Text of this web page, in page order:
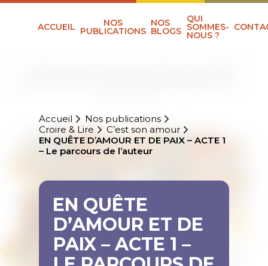
ACCUEIL NOS
PUBLICATIONS
NOS
BLOGS
QUI
SOMMES-
NOUS ?
Accueil
Nos publications
Croire & Lire
C’est son amour
EN QUÊTE D’AMOUR ET DE PAIX – ACTE 1
– Le parcours de l’auteur
EN QUÊTE
D’AMOUR ET DE
PAIX – ACTE 1 –